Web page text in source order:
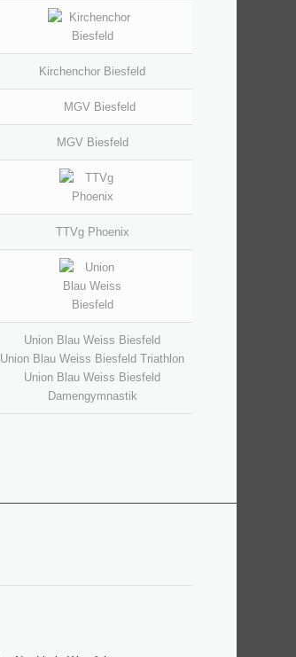
Kirchenchor Biesfeld
MGV Biesfeld
TTVg Phoenix
Union Blau Weiss Biesfeld
Union Blau Weiss Biesfeld Triathlon
Union Blau Weiss Biesfeld
Damengymnastik